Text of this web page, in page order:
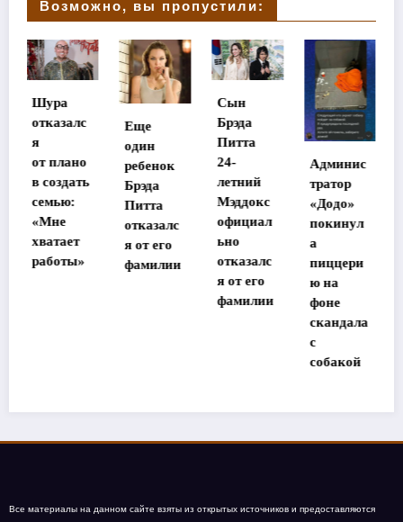
Возможно, вы пропустили:
Еще
один
ребенок
Брэда
Питта
отказалс
я от его
фамилии
Сын
Брэда
Питта
24-
летний
Мэддокс
официал
ьно
отказалс
Админис
тратор
«Додо»
покинул
а
пиццери
ю на
фоне
Стала
известна
потеряв
шей
память
в Таилан
де
участниц
ы
«Дома-2»
Все материалы на данном сайте взяты из открытых источников и предоставляются